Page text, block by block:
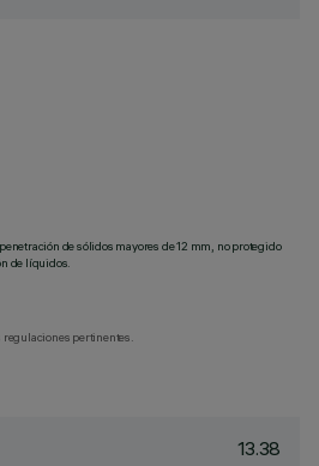
de sólidos mayores de 12 mm, no protegido
de líquidos.
pertinentes.
13.38